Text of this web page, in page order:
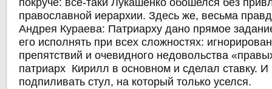
покруче: все-таки Лукашенко обошелся без
православной иерархии. Здесь же, весьма
Андрея Кураева: Патриарху дано прямое
его исполнять при всех сложностях:
препятствий и очевидного недовольства
патриарх Кирилл в основном и сделал ставку. И
подпиливать стул, на который только уселся.